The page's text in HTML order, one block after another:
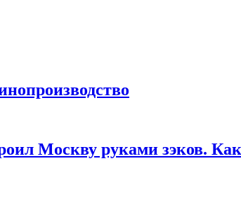
Москву руками зэков.